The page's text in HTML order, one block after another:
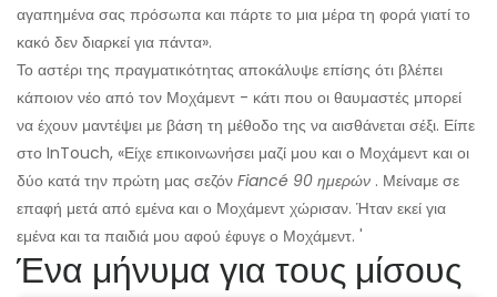
αγαπημένα σας πρόσωπα και πάρτε το μια μέρα τη φορά γιατί το
κακό δεν διαρκεί για πάντα».
Το αστέρι της πραγματικότητας αποκάλυψε επίσης ότι βλέπει
κάποιον νέο από τον Μοχάμεντ - κάτι που οι θαυμαστές μπορεί
να έχουν μαντέψει με βάση τη μέθοδο της να αισθάνεται σέξι. Είπε
στο InTouch, «Είχε επικοινωνήσει μαζί μου και ο Μοχάμεντ και οι
δύο κατά την πρώτη μας σεζόν Fiancé 90 ημερών . Μείναμε σε
επαφή μετά από εμένα και ο Μοχάμεντ χώρισαν. Ήταν εκεί για
εμένα και τα παιδιά μου αφού έφυγε ο Μοχάμεντ. '
Ένα μήνυμα για τους μίσους